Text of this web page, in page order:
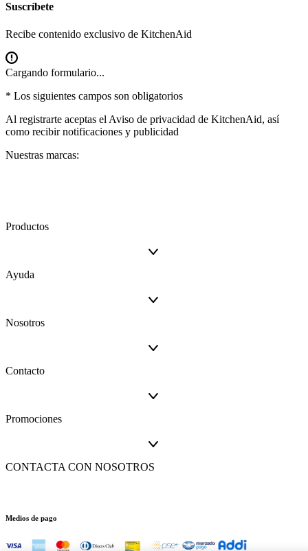
Suscríbete
Recibe contenido exclusivo de KitchenAid
Cargando formulario...
* Los siguientes campos son obligatorios
Al registrarte aceptas el Aviso de privacidad de KitchenAid, así
como recibir notificaciones y publicidad
Nuestras marcas:
Productos
Ayuda
Nosotros
Contacto
Promociones
CONTACTA CON NOSOTROS
Medios de pago